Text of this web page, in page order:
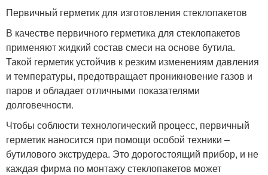
Первичный герметик для изготовления стеклопакетов
В качестве первичного герметика для стеклопакетов
применяют жидкий состав смеси на основе бутила.
Такой герметик устойчив к резким изменениям давления
и температуры, предотвращает проникновение газов и
паров и обладает отличными показателями
долговечности.
Чтобы соблюсти технологический процесс, первичный
герметик наносится при помощи особой техники –
бутилового экструдера. Это дорогостоящий прибор, и не
каждая фирма по монтажу стеклопакетов может